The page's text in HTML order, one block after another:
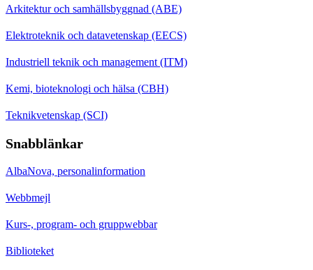
Arkitektur och samhällsbyggnad (ABE)
Elektroteknik och datavetenskap (EECS)
Industriell teknik och management (ITM)
Kemi, bioteknologi och hälsa (CBH)
Teknikvetenskap (SCI)
Snabblänkar
AlbaNova, personalinformation
Webbmejl
Kurs-, program- och gruppwebbar
Biblioteket